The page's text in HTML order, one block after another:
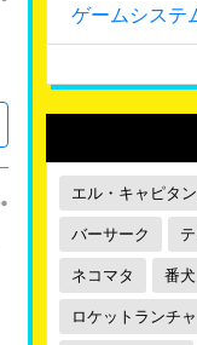
ゲームシステ
エル・キャピタ
バーサーク
ネコマタ 番犬
ロケットランチ